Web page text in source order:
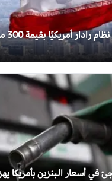
في أسعار البنزين بأمريكا